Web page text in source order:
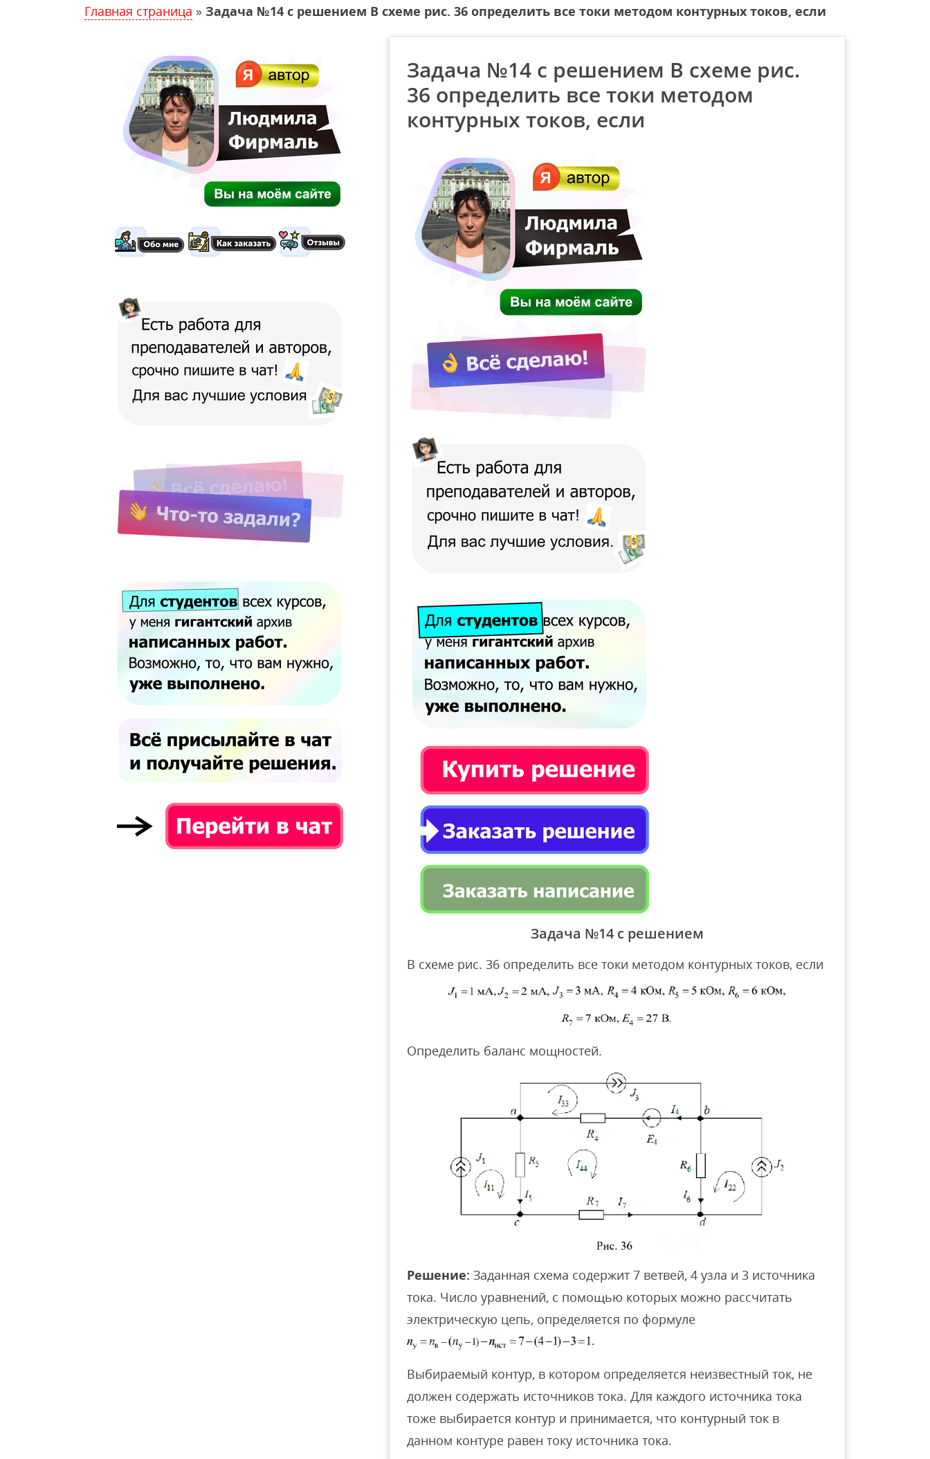
Главная страница » Задача №14 с решением В схеме рис. 36 определить все токи методом контурных токов, если
Задача №14 с решением В схеме рис.
36 определить все токи методом
контурных токов, если
Задача №14 с решением
В схеме рис. 36 определить все токи методом контурных токов, если
Определить баланс мощностей.
Решение: Заданная схема содержит 7 ветвей, 4 узла и 3 источника
тока. Число уравнений, с помощью которых можно рассчитать
электрическую цепь, определяется по формуле
Выбираемый контур, в котором определяется неизвестный ток, не
должен содержать источников тока. Для каждого источника тока
тоже выбирается контур и принимается, что контурный ток в
данном контуре равен току источника тока.